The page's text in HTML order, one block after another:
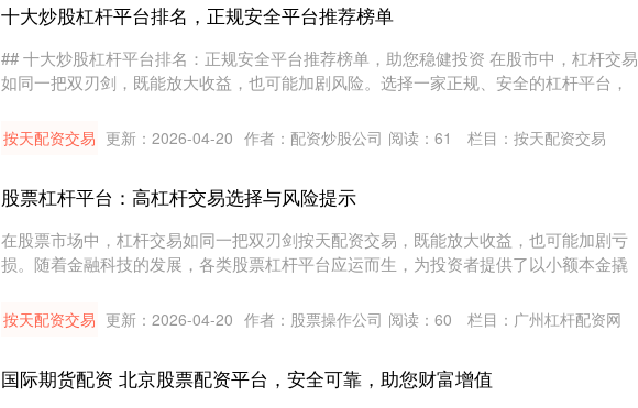
十大炒股杠杆平台排名，正规安全平台推荐榜单
## 十大炒股杠杆平台排名：正规安全平台推荐榜单，助您稳健投资 在股市中，杠杆交易
如同一把双刃剑，既能放大收益，也可能加剧风险。选择一家正规、安全的杠杆平台，
按天配资交易 更新：2026-04-20 作者：配资炒股公司 阅读： 61 栏目： 按天配资交易
股票杠杆平台：高杠杆交易选择与风险提示
在股票市场中，杠杆交易如同一把双刃剑按天配资交易，既能放大收益，也可能加剧亏
损。随着金融科技的发展，各类股票杠杆平台应运而生，为投资者提供了以小额本金撬
按天配资交易 更新：2026-04-20 作者：股票操作公司 阅读： 60 栏目： 广州杠杆配资网
国际期货配资 北京股票配资平台，安全可靠，助您财富增值